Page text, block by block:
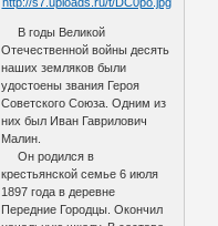
В годы Великой
Отечественной войны десять
наших земляков были
удостоены звания Героя
Советского Союза. Одним из
них был Иван Гаврилович
Малин.
Он родился в
крестьянской семье 6 июля
1897 года в деревне
Передние Городцы. Окончил